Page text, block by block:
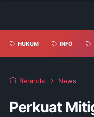
HUKUM INFO
Beranda News
Perkuat